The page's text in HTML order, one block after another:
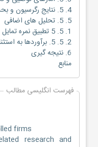
4. 5. نتایج رگرسیون و بحث
5. 5. تحلیل های اضافی
1. 5. 5 تطبیق نمره تمایل
2. 5. 5. برآوردها به استثنای صنعت ساخت و ساز
6. نتیجه گیری
منابع
فهرست انگلیسی مطالب
firms
research and